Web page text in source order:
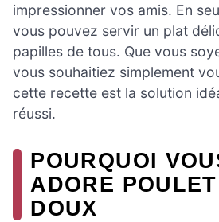
impressionner vos amis. En
vous pouvez servir un plat
papilles de tous. Que vous
vous souhaitiez simplement
cette recette est la solution
réussi.
POURQUOI
ADORE
DOUX